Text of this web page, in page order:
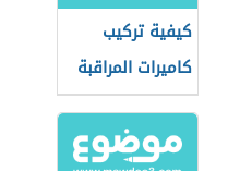
كيفية تركيب
كاميرات المراقبة